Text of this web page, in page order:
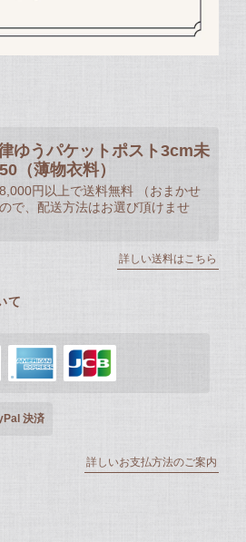
ゆうパケットポスト3cm未
（薄物衣料）
円以上で送料無料 （おまかせ
で、配送方法はお選び頂けませ
詳しい送料はこちら
て
決済
詳しいお支払方法のご案内